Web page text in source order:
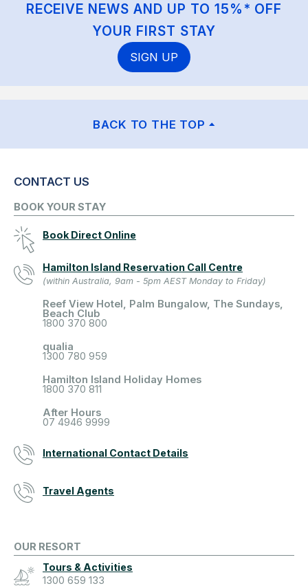
RECEIVE NEWS AND UP TO 15%* OFF
YOUR FIRST STAY
SIGN UP
BACK TO THE TOP
CONTACT US
BOOK YOUR STAY
Book Direct Online
Hamilton Island Reservation Call Centre
(within Australia, 9am - 5pm AEST Monday to Friday)
Reef View Hotel, Palm Bungalow, The Sundays,
Beach Club
1800 370 800
qualia
1300 780 959
Hamilton Island Holiday Homes
1800 370 811
After Hours
07 4946 9999
International Contact Details
Travel Agents
OUR RESORT
Tours & Activities
1300 659 133